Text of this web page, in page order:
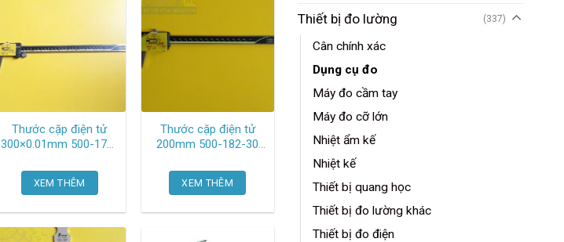
Thước cặp điện tử
300×0.01mm 500-173-
XEM THÊM
Thước cặp điện tử
200mm 500-182-30
XEM THÊM
Thiết bị đo lường (337)
Cân chính xác
Dụng cụ đo
Máy đo cầm tay
Máy đo cỡ lớn
Nhiệt ẩm kế
Nhiệt kế
Thiết bị quang học
Thiết bị đo lường khác
Thiết bị đo điện